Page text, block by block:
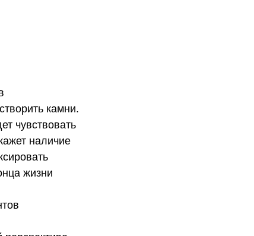
камни.
чувствовать
наличие
жизни